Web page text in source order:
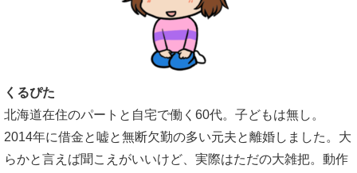
くるぴた
北海道在住のパートと自宅で働く60代。子どもは無し。
2014年に借金と嘘と無断欠勤の多い元夫と離婚しました。大
らかと言えば聞こえがいいけど、実際はただの大雑把。動作